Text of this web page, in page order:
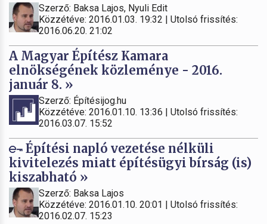
Szerző: Baksa Lajos, Nyuli Edit
Közzétéve: 2016.01.03. 19:32 | Utolsó frissítés:
2016.06.20. 21:02
A Magyar Építész Kamara
elnökségének közleménye - 2016.
január 8. »
Szerző: Építésijog.hu
Közzétéve: 2016.01.10. 13:36 | Utolsó frissítés:
2016.03.07. 15:52
Építési napló vezetése nélküli
kivitelezés miatt építésügyi bírság (is)
kiszabható »
Szerző: Baksa Lajos
Közzétéve: 2016.01.10. 20:01 | Utolsó frissítés:
2016.02.07. 15:23